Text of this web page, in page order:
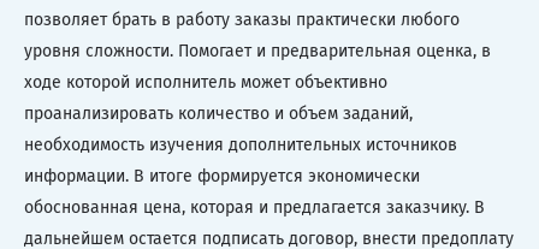
позволяет брать в работу заказы практически любого
уровня сложности. Помогает и предварительная оценка, в
ходе которой исполнитель может объективно
проанализировать количество и объем заданий,
необходимость изучения дополнительных источников
информации. В итоге формируется экономически
обоснованная цена, которая и предлагается заказчику. В
дальнейшем остается подписать договор, внести предоплату